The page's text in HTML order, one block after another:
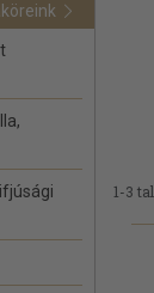
1-3